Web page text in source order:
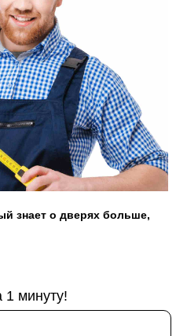
знает о дверях больше,
минуту!
Алексей
ОГРНИП
данных
30
фотографиях,